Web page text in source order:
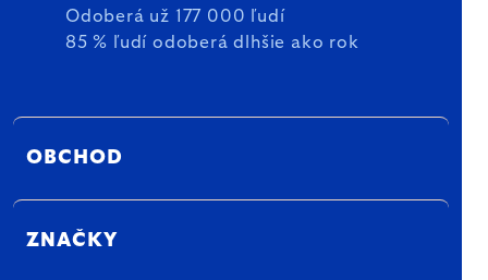
Odoberá už 177 000 ľudí
85 % ľudí odoberá dlhšie ako rok
OBCHOD
ZNAČKY